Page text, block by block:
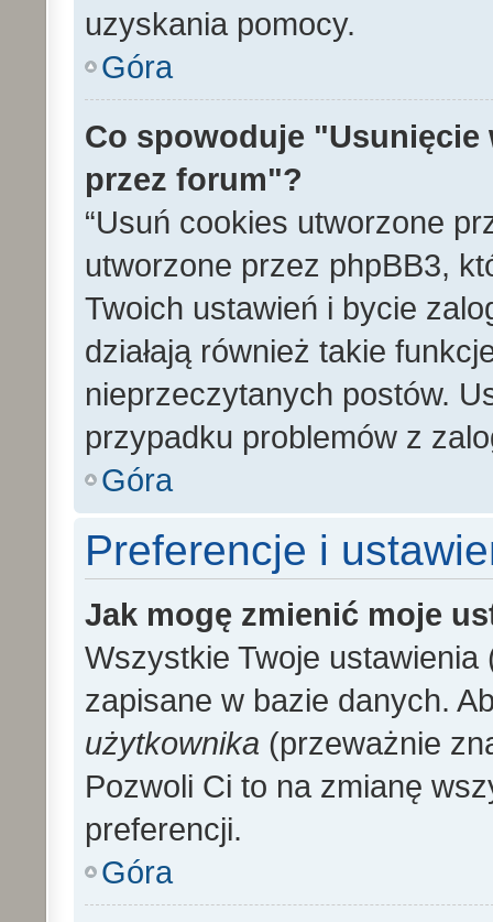
uzyskania pomocy.
Góra
Co spowoduje
przez forum"?
“Usuń cookies utworzone
utworzone przez phpBB3,
Twoich ustawień i bycie
działają również takie
nieprzeczytanych postów.
przypadku problemów z
Góra
Preferencje i
Jak mogę zmienić moje
Wszystkie Twoje
zapisane w bazie danych.
użytkownika (przeważnie
Pozwoli Ci to na zmianę
preferencji.
Góra